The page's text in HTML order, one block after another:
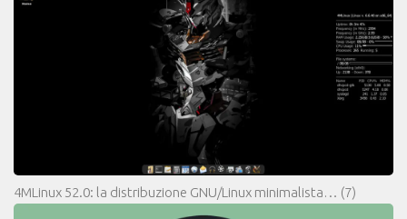
4MLinux 52.0: la distribuzione GNU/Linux minimalista… (7)